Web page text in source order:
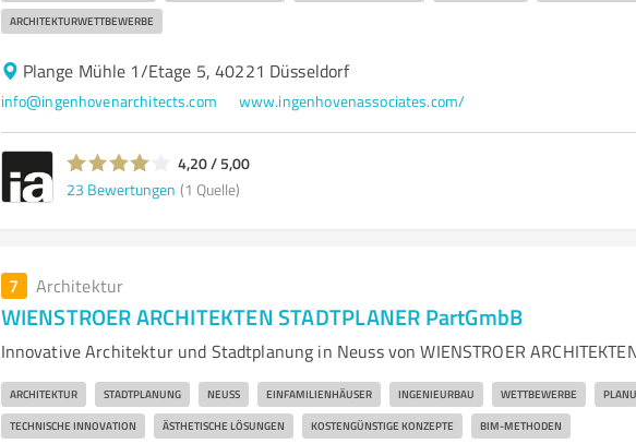
ARCHITEKTURWETTBEWERBE
Plange Mühle 1/Etage 5, 40221 Düsseldorf
info@ingenhovenarchitects.com www.ingenhovenassociates.com/
4,20 / 5,00
23 Bewertungen (1 Quelle)
7 Architektur
WIENSTROER ARCHITEKTEN STADTPLANER PartGmbB
Innovative Architektur und Stadtplanung in Neuss von WIENSTROER
ARCHITEKTUR STADTPLANUNG NEUSS EINFAMILIENHÄUSER INGENIEURBAU WETTBEWERBE
TECHNISCHE INNOVATION ÄSTHETISCHE LÖSUNGEN KOSTENGÜNSTIGE KONZEPTE BIM-METHODEN